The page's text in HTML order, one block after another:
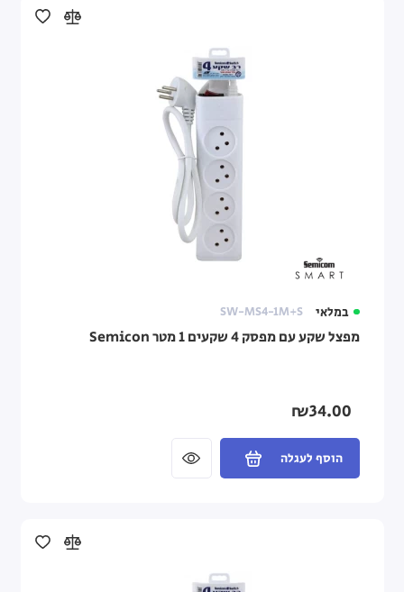
במלאי SW-MS4-1M+S
מפצל שקע עם מפסק 4 שקעים 1 מטר Semicon
₪34.00
הוסף לעגלה